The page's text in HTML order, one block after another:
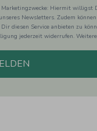
Hiermit willigst
Newsletters. Zudem
Dir diesen Service anbieten zu
jederzeit widerrufen.